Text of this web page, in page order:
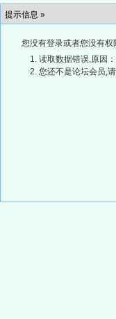
提示信息 »
您没有登录或者您没有
读取数据错误,原因
您还不是论坛会员,